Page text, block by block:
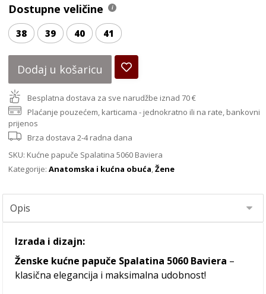
Dostupne veličine
38 39 40 41
Dodaj u košaricu
Besplatna dostava za sve narudžbe iznad 70 €
Plaćanje pouzećem, karticama - jednokratno ili na rate, bankovni
prijenos
Brza dostava 2-4 radna dana
SKU: Kućne papuče Spalatina 5060 Baviera
Kategorije:Anatomska i kućna obuća,Žene
Izrada i dizajn:
Ženske kućne papuče Spalatina 5060 Baviera –
klasična elegancija i maksimalna udobnost!